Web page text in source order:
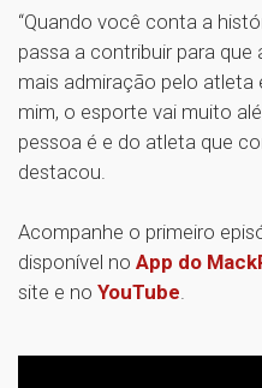
“Quando você conta a
passa a contribuir para
mais admiração pelo
mim, o esporte vai muito
pessoa é e do atleta que
destacou.
Acompanhe o primeiro
disponível no App do
site e no YouTube